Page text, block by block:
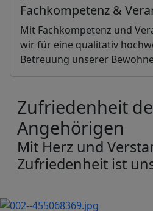
Fachkompetenz &
Mit Fachkompetenz und
wir für eine qualitativ
Betreuung unserer
Zufriedenheit
Angehörigen
Mit Herz und
Zufriedenheit ist